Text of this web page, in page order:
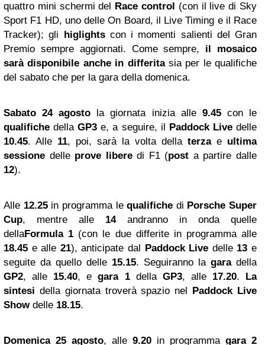
quattro mini schermi del Race control (con il live di Sky
Sport F1 HD, uno delle On Board, il Live Timing e il Race
Tracker); gli higlightscon i momenti salienti del Gran
Premio sempre aggiornati. Come sempre, il mosaico
sarà disponibile anche in differitasia per le qualifiche
del sabato che per la gara della domenica.
Sabato 24 agosto la giornata inizia alle 9.45 con le
qualifiche dellaGP3 e, a seguire, il Paddock Livedelle
10.45. Alle 11, poi, sarà la volta della terza e ultima
sessione delleprove liberedi F1(post a partire dalle
12).
Alle 12.25 in programma lequalifiche di Porsche Super
Cup, mentre alle 14 andranno in onda quelle
dellaFormula 1 (con le due differite in programma alle
18.45 e alle 21), anticipate dal Paddock Live delle 13 e
seguite da quello delle 15.15. Seguiranno la garadella
GP2, alle 15.40, egara 1della GP3, alle 17.20. La
sintesi della giornata troverà spazio nel Paddock Live
Showdelle 18.15.
Domenica 25 agosto, alle 9.20 in programma gara 2